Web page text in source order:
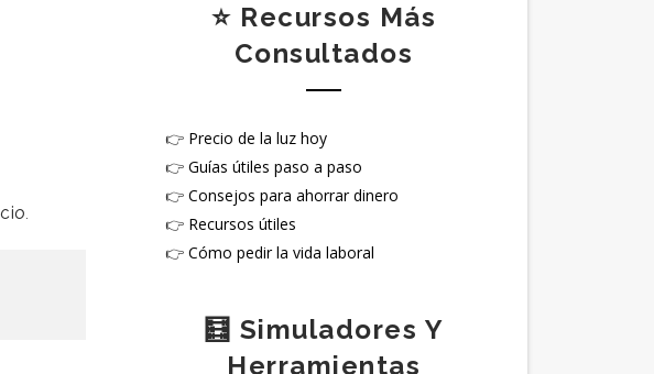
⭐ Recursos Más
Consultados
👉 Precio de la luz hoy
👉 Guías útiles paso a paso
👉 Consejos para ahorrar dinero
👉 Recursos útiles
👉 Cómo pedir la vida laboral
🧮 Simuladores Y
Herramientas